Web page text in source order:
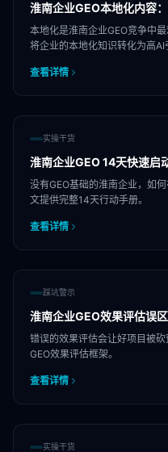
淮南企业GEO本地化内容
本地化是淮南企业GEO竞争中
将企业的本地化知识转化为高AI
查看详情
实操干货
淮南企业GEO 14天快速启
没有GEO基础的淮南企业，如
文提供完整14天行动手册。
查看详情
踩坑警示
淮南企业GEO效果评估误
错误的效果评估会让好项目被
GEO效果评估框架。
查看详情
实操干货